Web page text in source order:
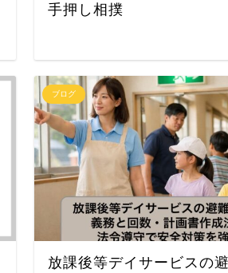
手押し相撲
ブログ
放課後等デイサービスの